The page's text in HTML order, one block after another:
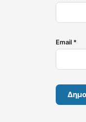
Email *